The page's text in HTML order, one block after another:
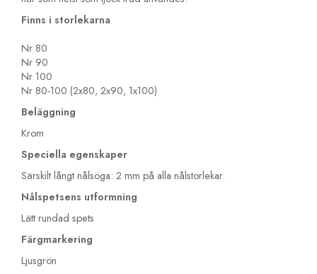
Finns i storlekarna
Nr 80
Nr 90
Nr 100
Nr 80-100 (2x80, 2x90, 1x100)
Beläggning
Krom
Speciella egenskaper
Särskilt långt nålsöga: 2 mm på alla nålstorlekar.
Nålspetsens utformning
Lätt rundad spets
Färgmarkering
Ljusgrön